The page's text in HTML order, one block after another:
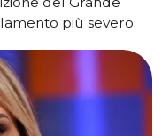
più severo